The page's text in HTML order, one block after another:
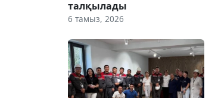
талқылады
6 тамыз, 2026